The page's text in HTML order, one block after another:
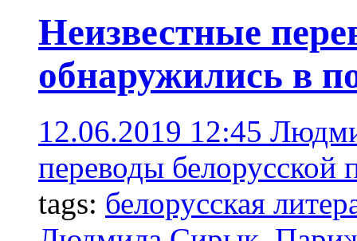
Неизвестные
обнаружились в
12.06.2019 12:45
переводы
tags: белорусская